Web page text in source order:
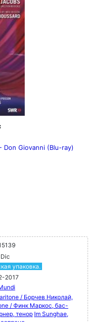
Don Giovanni (Blu-ray)
упаковка.
2017
/ Борчев Николай,
/ Финк Маркос, бас-
тенор Im Sunghae,